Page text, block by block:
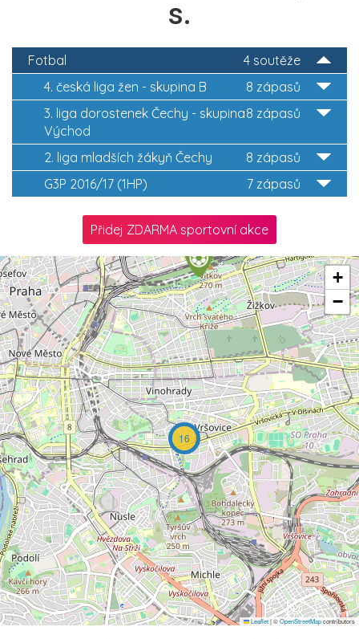
s.
4 soutěže
Fotbal
8 zápasů
4. česká liga žen - skupina B
8 zápasů
3. liga dorostenek Čechy - skupina
Východ
8 zápasů
2. liga mladších žákyň Čechy
7 zápasů
G3P 2016/17 (1HP)
Přidej ZDARMA sportovní akce
16
+
−
Leaflet|©OpenStreetMapcontributors